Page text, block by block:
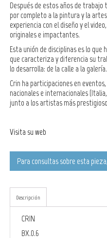
Después de estos años de
por completo a la pintura y la
experiencia con el diseño y el
originales e impactantes.
Esta unión de disciplinas es lo
que caracteriza y diferencia su
lo desarrolla: de la calle a la galería.
Crin ha participaciones en
nacionales e internacionales
junto a los artistas más
Visita su web
Para consultas sobre esta
Descripción
CRIN
BX.0.6